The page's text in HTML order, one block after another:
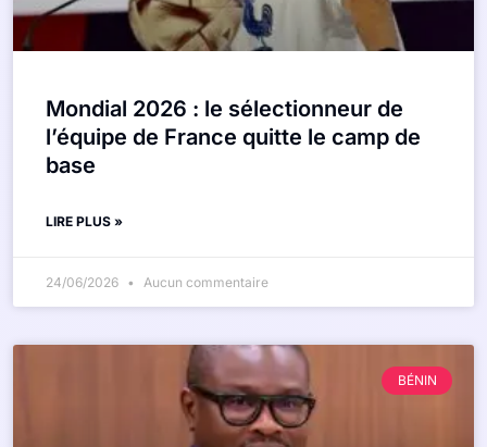
Mondial 2026 : le sélectionneur de
l’équipe de France quitte le camp de
base
LIRE PLUS »
24/06/2026 Aucun commentaire
BÉNIN